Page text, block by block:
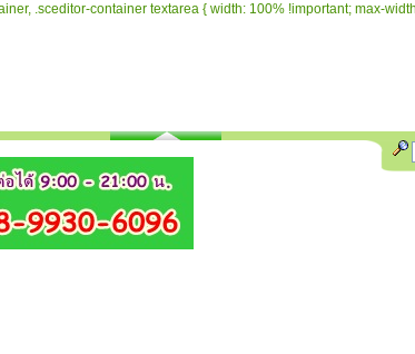
.sceditor-container textarea { width: 100% !important; max-